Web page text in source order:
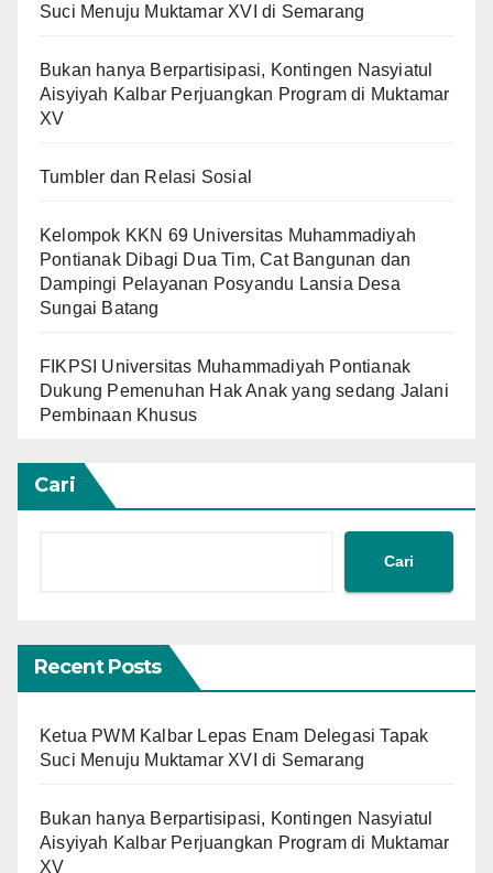
Suci Menuju Muktamar XVI di Semarang
Bukan hanya Berpartisipasi, Kontingen Nasyiatul
Aisyiyah Kalbar Perjuangkan Program di Muktamar
XV
Tumbler dan Relasi Sosial
Kelompok KKN 69 Universitas Muhammadiyah
Pontianak Dibagi Dua Tim, Cat Bangunan dan
Dampingi Pelayanan Posyandu Lansia Desa
Sungai Batang
FIKPSI Universitas Muhammadiyah Pontianak
Dukung Pemenuhan Hak Anak yang sedang Jalani
Pembinaan Khusus
Cari
Cari
Recent Posts
Ketua PWM Kalbar Lepas Enam Delegasi Tapak
Suci Menuju Muktamar XVI di Semarang
Bukan hanya Berpartisipasi, Kontingen Nasyiatul
Aisyiyah Kalbar Perjuangkan Program di Muktamar
XV